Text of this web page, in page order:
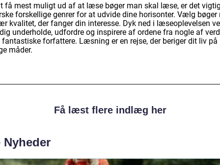
få mest muligt ud af at læse bøger man skal læse, er det
forskellige genrer for at udvide dine horisonter. Vælg bøger
kvalitet, der fanger din interesse. Dyk ned i læseoplevelsen
underholde, udfordre og inspirere af ordene fra nogle af
fantastiske forfattere. Læsning er en rejse, der beriger dit liv på
måder.
Få læst flere indlæg her
Nyheder